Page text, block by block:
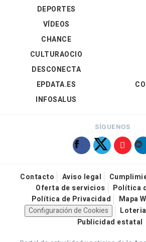
DEPORTES
VÍDEOS
CHANCE
CULTURAOCIO
DESCONECTA
EPDATA.ES
INFOSALUS
SÍGUENOS
Contacto Aviso legal
Oferta de servicios
Política
Política de Privacidad
Mapa
Configuración de Cookies
Publicidad estatal